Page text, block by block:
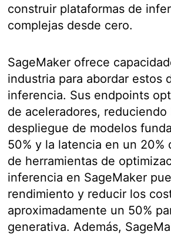
construir plataformas de
complejas desde cero.
SageMaker ofrece
industria para abordar estos
inferencia. Sus endpoints
de aceleradores, reduciendo
despliegue de modelos
50% y la latencia en un 20%
de herramientas de
inferencia en SageMaker
rendimiento y reducir los
aproximadamente un 50%
generativa. Además,